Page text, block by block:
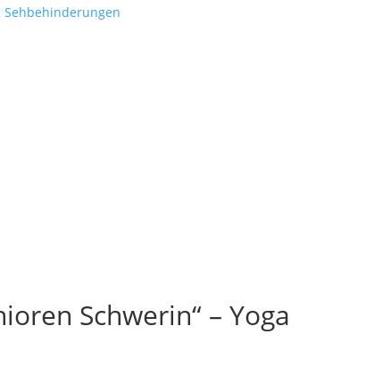
Schwerin“ – Yoga